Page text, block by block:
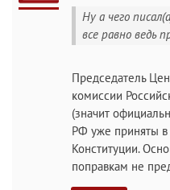
Ну а чего
все равно ведь
Председатель
комиссии
(значит
РФ уже приняты в
Конституции.
поправкам не